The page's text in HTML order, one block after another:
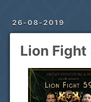
26-08-2019
Lion Fight